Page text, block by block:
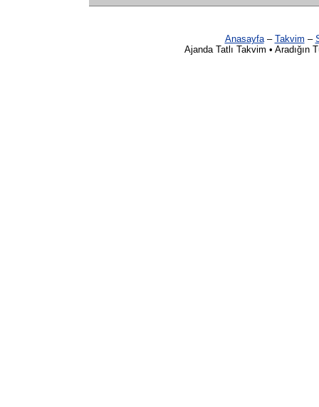
Anasayfa– Takvim –
Ajanda Tatlı Takvim •